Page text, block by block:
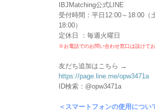
IBJMatching公式LINE
受付時間：平日12:00～18:00（
18:00）
定休日 ：毎週火曜日
※お電話でのお問い合わせ窓口は設けてお
友だち追加はこちら →
https://page.line.me/opw3471a
ID検索：@opw3471a
＜スマートフォンの使用につい